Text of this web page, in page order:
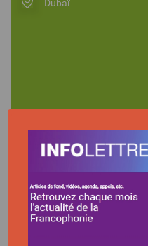
Dubaï
En savoir plus